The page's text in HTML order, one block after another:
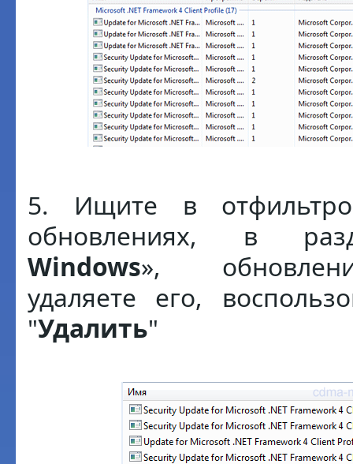
5. Ищите в
обновлениях, в
Windows»,
удаляете его,
"Удалить"